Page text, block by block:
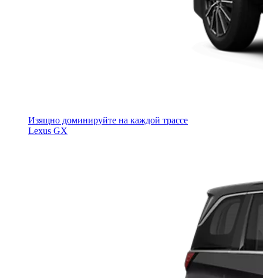
Изящно доминируйте на каждой трассе
Lexus GX